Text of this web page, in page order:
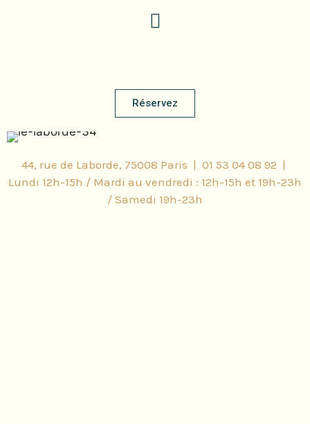
Réservez
44, rue de Laborde, 75008 Paris | 01 53 04 08 92 |
Lundi 12h-15h / Mardi au vendredi : 12h-15h et 19h-23h
/ Samedi 19h-23h